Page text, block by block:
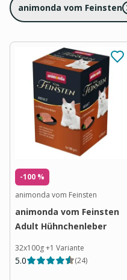
animonda vom Feinsten
-100 %
animonda vom Feinsten
animonda vom Feinsten
Adult Hühnchenleber
32x100g+1 Variante
5.0 (24)